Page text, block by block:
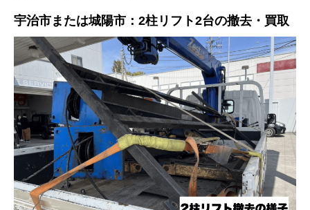
宇治市または城陽市：2柱リフト2台の撤去・買取